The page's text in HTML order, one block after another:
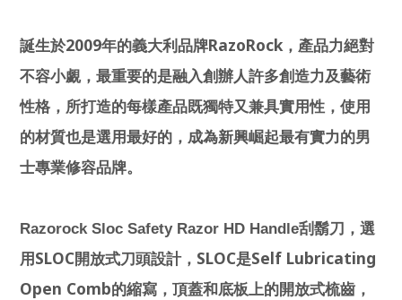
誕生於2009年的義大利品牌RazoRock，產品力絕對
不容小覷，最重要的是融入創辦人許多創造力及藝術
性格，所打造的每樣產品既獨特又兼具實用性，使用
的材質也是選用最好的，成為新興崛起最有實力的男
士專業修容品牌。
Razorock Sloc Safety Razor HD Handle刮鬍刀，選
用 SLOC開放式刀頭設計， SLOC是Self Lubricating
Open Comb的縮寫，頂蓋和底板上的開放式梳齒，